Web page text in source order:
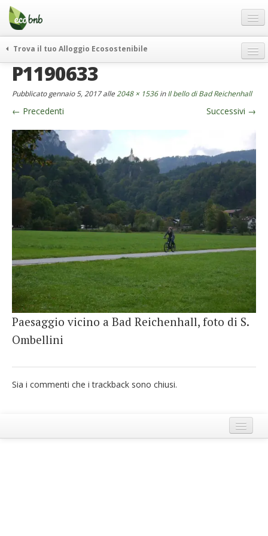
Menu
Salta
contenuto
Offerte Speciali
Regali
FAQ
Partner
Contatti
Italiano
Spanish
French
Italiano
Trova il tuo Alloggio Ecosostenibile
weekend green
news ed eventi
ecohotel
rassegna stampa
P1190633
Pubblicatogennaio 5, 2017alle 2048 × 1536inIl bello di Bad Reichenhall
← Precedenti Successivi →
Paesaggio vicino a Bad Reichenhall, foto di S.
Ombellini
Sia i commenti che i trackback sono chiusi.